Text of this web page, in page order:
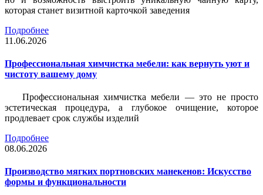
которая станет визитной карточкой заведения
Подробнее
11.06.2026
Профессиональная химчистка мебели: как вернуть уют и
чистоту вашему дому
Профессиональная химчистка мебели — это не просто
эстетическая процедура, а глубокое очищение, которое
продлевает срок службы изделий
Подробнее
08.06.2026
Производство мягких портновских манекенов: Искусство
формы и функциональности